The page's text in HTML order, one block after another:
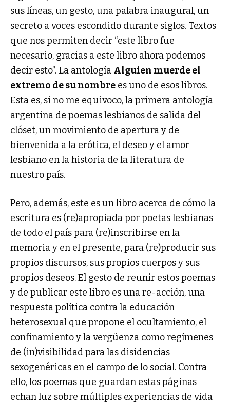
sus líneas, un gesto, una palabra inaugural, un
secreto a voces escondido durante siglos. Textos
que nos permiten decir “este libro fue
necesario, gracias a este libro ahora podemos
decir esto”. La antología Alguien muerde el
extremo de su nombre es uno de esos libros.
Esta es, si no me equivoco, la primera antología
argentina de poemas lesbianos de salida del
clóset, un movimiento de apertura y de
bienvenida a la erótica, el deseo y el amor
lesbiano en la historia de la literatura de
nuestro país.
Pero, además, este es un libro acerca de cómo la
escritura es (re)apropiada por poetas lesbianas
de todo el país para (re)inscribirse en la
memoria y en el presente, para (re)producir sus
propios discursos, sus propios cuerpos y sus
propios deseos. El gesto de reunir estos poemas
y de publicar este libro es una re-acción, una
respuesta política contra la educación
heterosexual que propone el ocultamiento, el
confinamiento y la vergüenza como regímenes
de (in)visibilidad para las disidencias
sexogenéricas en el campo de lo social. Contra
ello, los poemas que guardan estas páginas
echan luz sobre múltiples experiencias de vida